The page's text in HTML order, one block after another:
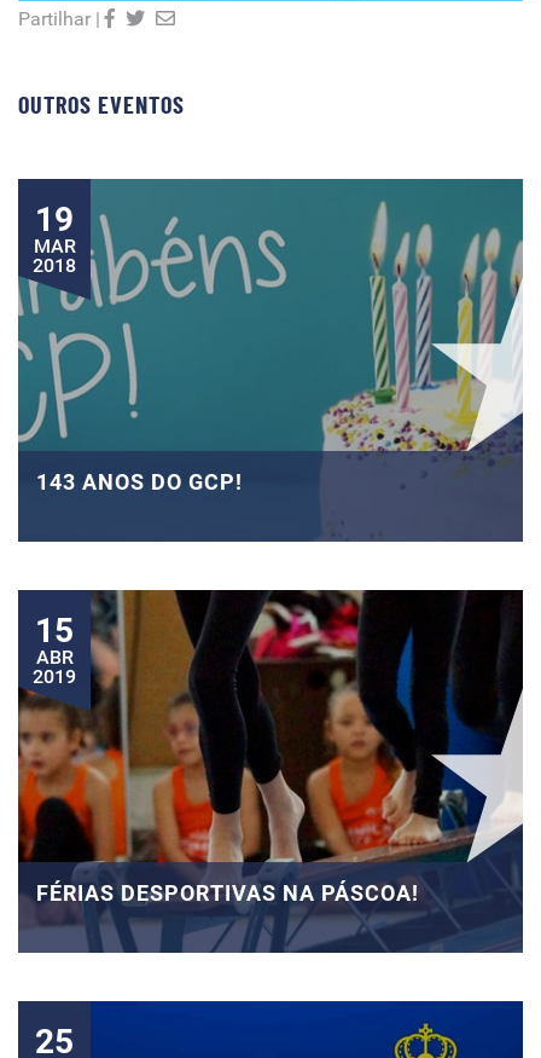
Partilhar |
OUTROS EVENTOS
19
MAR
2018
143 ANOS DO GCP!
15
ABR
2019
FÉRIAS DESPORTIVAS NA PÁSCOA!
25